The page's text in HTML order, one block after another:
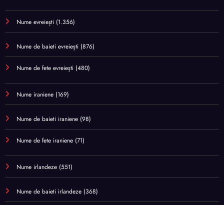
Nume evreiești (1.356)
Nume de baieti evreiești (876)
Nume de fete evreiești (480)
Nume iraniene (169)
Nume de baieti iraniene (98)
Nume de fete iraniene (71)
Nume irlandeze (551)
Nume de baieti irlandeze (368)